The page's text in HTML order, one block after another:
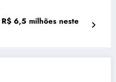
6,5 milhões neste